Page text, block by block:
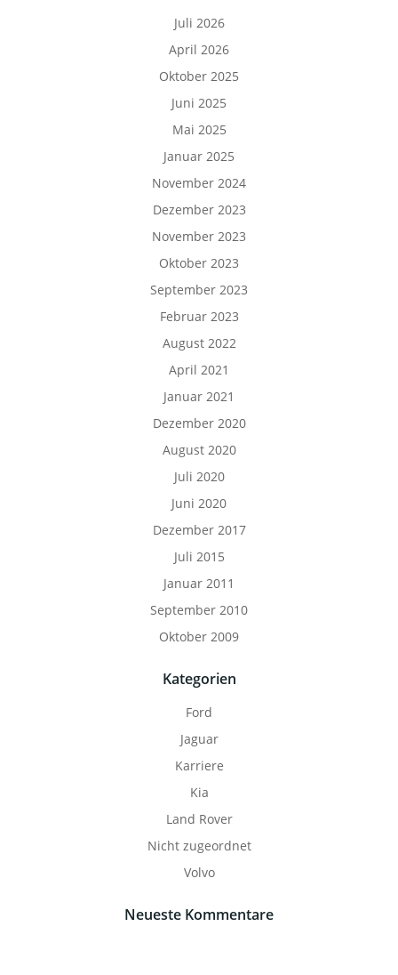
Juli 2026
April 2026
Oktober 2025
Juni 2025
Mai 2025
Januar 2025
November 2024
Dezember 2023
November 2023
Oktober 2023
September 2023
Februar 2023
August 2022
April 2021
Januar 2021
Dezember 2020
August 2020
Juli 2020
Juni 2020
Dezember 2017
Juli 2015
Januar 2011
September 2010
Oktober 2009
Kategorien
Ford
Jaguar
Karriere
Kia
Land Rover
Nicht zugeordnet
Volvo
Neueste Kommentare